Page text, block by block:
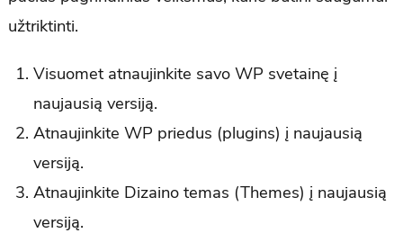
užtriktinti.
Visuomet atnaujinkite savo WP svetainę į
naujausią versiją.
Atnaujinkite WP priedus (plugins) į naujausią
versiją.
Atnaujinkite Dizaino temas (Themes) į naujausią
versiją.